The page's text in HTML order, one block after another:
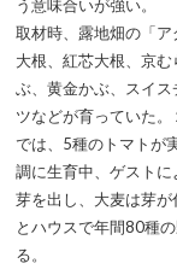
う意味合いが強い。
取材時、露地畑の「
大根、紅芯大根、京
ぶ、黄金かぶ、スイ
ツなどが育っていた。
では、5種のトマトが
調に生育中、ゲスト
芽を出し、大麦は芽
とハウスで年間80種
る。